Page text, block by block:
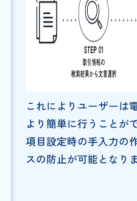
これによりユーザーは
より簡単に行うことがで
項目設定時の手入力の
スの防止が可能となりま